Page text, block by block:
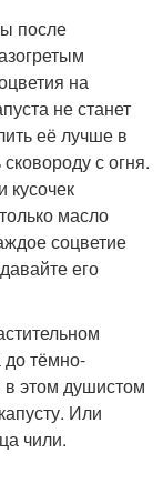
после
на
не станет
её лучше в
с огня.
кусочек
масло
соцветие
его
до тёмно-
в этом душистом
Или
чили.